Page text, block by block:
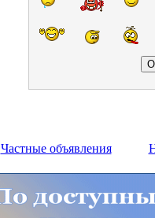
Частные объявления